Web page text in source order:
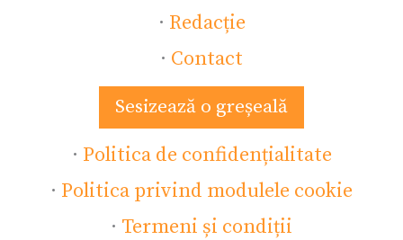
· Redacție
· Contact
Sesizează o greșeală
· Politica de confidențialitate
· Politica privind modulele cookie
· Termeni și condiții